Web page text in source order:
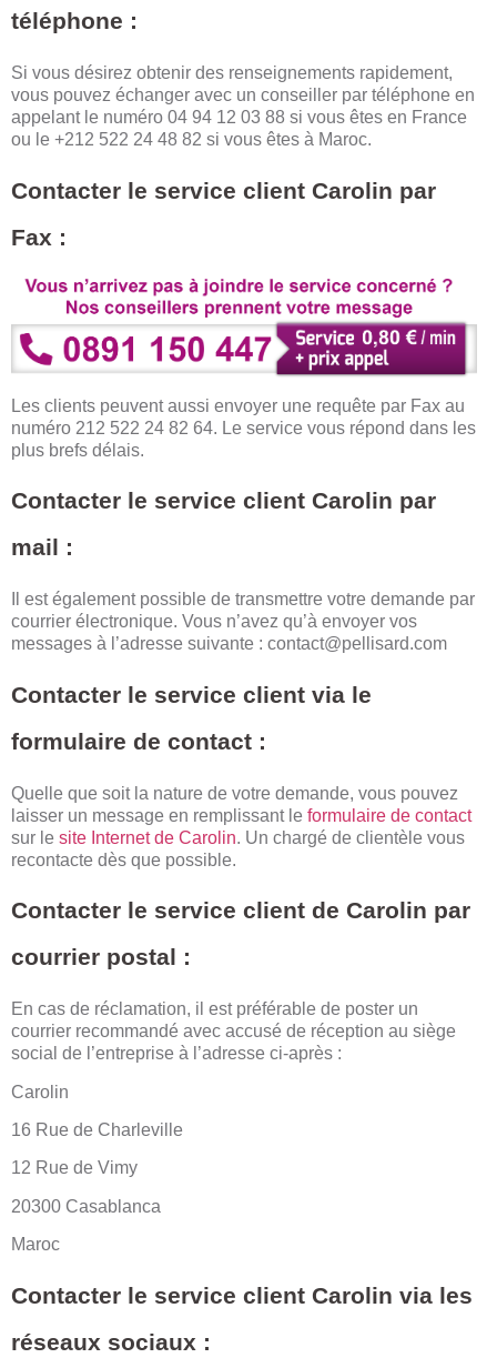
téléphone :
Si vous désirez obtenir des renseignements rapidement,
vous pouvez échanger avec un conseiller par téléphone en
appelant le numéro 04 94 12 03 88 si vous êtes en France
ou le +212 522 24 48 82 si vous êtes à Maroc.
Contacter le service client Carolin par
Fax :
Les clients peuvent aussi envoyer une requête par Fax au
numéro 212 522 24 82 64. Le service vous répond dans les
plus brefs délais.
Contacter le service client Carolin par
mail :
Il est également possible de transmettre votre demande par
courrier électronique. Vous n’avez qu’à envoyer vos
messages à l’adresse suivante : contact@pellisard.com
Contacter le service client via le
formulaire de contact :
Quelle que soit la nature de votre demande, vous pouvez
laisser un message en remplissant le formulaire de contact
sur le site Internet de Carolin. Un chargé de clientèle vous
recontacte dès que possible.
Contacter le service client de Carolin par
courrier postal :
En cas de réclamation, il est préférable de poster un
courrier recommandé avec accusé de réception au siège
social de l’entreprise à l’adresse ci-après :
Carolin
16 Rue de Charleville
12 Rue de Vimy
20300 Casablanca
Maroc
Contacter le service client Carolin via les
réseaux sociaux :